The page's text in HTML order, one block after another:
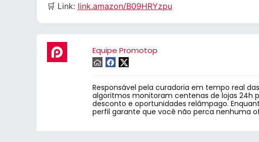
🛒 Link: link.amazon/B09HRYzpu
Equipe Promotop
Responsável pela curadoria em tempo real
algoritmos monitoram centenas de lojas 24h
desconto e oportunidades relâmpago.
perfil garante que você não perca nenhuma